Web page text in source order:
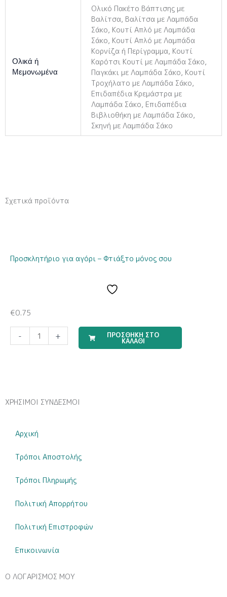
Ολικά ή
Μεμονωμένα
Ολικό Πακέτο Βάπτισης με
Βαλίτσα, Βαλίτσα με Λαμπάδα
Σάκο, Κουτί Απλό με Λαμπάδα
Σάκο, Κουτί Απλό με Λαμπάδα
Κορνίζα ή Περίγραμμα, Κουτί
Καρότσι Κουτί με Λαμπάδα Σάκο,
Παγκάκι με Λαμπάδα Σάκο, Κουτί
Τροχήλατο με Λαμπάδα Σάκο,
Επιδαπέδια Κρεμάστρα με
Λαμπάδα Σάκο, Επιδαπέδια
Βιβλιοθήκη με Λαμπάδα Σάκο,
Σκηνή με Λαμπάδα Σάκο
Σχετικά προϊόντα
Προσκλητήριο για αγόρι – Φτιάξτο μόνος σου
€0.75
-
Boy
+ ΠΡΟΣΘΗΚΗ ΣΤΟ
ΚΑΛΑΘΙ
ΧΡΗΣΙΜΟΙ ΣΥΝΔΕΣΜΟΙ
Αρχική
Τρόποι Αποστολής
Τρόποι Πληρωμής
Πολιτική Απορρήτου
Πολιτική Επιστροφών
Επικοινωνία
Ο ΛΟΓΑΡΙΣΜΟΣ ΜΟΥ